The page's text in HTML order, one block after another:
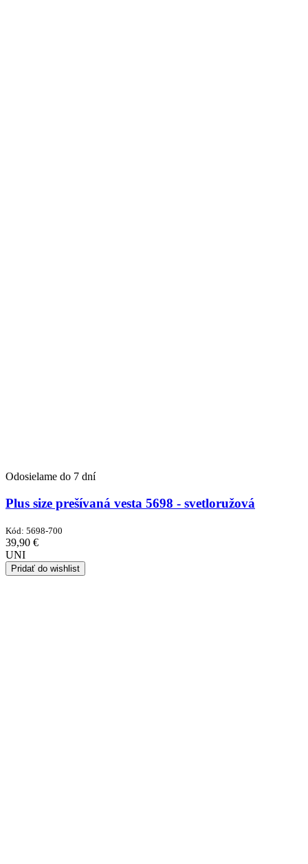
Odosielame do 7 dní
Plus size prešívaná vesta 5698 - svetloružová
Kód: 5698-700
39,90 €
UNI
Pridať do wishlist